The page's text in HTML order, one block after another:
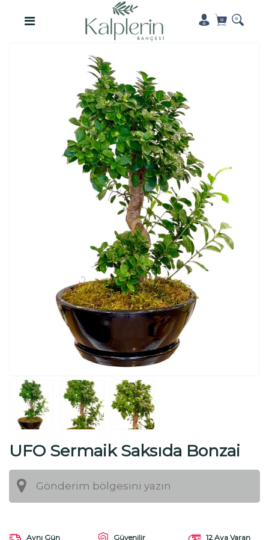
UFO Sermaik Saksıda Bonzai
Aynı Gün
Güvenilir
12 Aya Varan